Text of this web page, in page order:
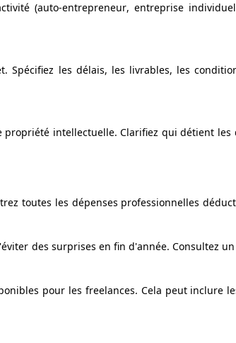
(auto-entrepreneur, entreprise
Spécifiez les délais, les livrables, les
propriété intellectuelle. Clarifiez qui détient
toutes les dépenses professionnelles
des surprises en fin d'année. Consultez
pour les freelances. Cela peut inclure